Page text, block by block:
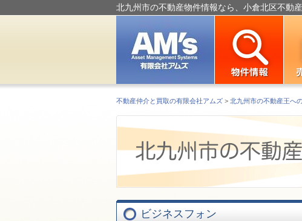
北九州市の不動産物件情報なら、小倉北区不動
不動産仲介と買取の有限会社アムズ > 北九州市の不動産王へ
ビジネスフォン